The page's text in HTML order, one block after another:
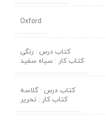
Oxford
کتاب درس : رنگی
کتاب کار : سیاه سفید
کتاب درس : گلاسه
کتاب کار : تحریر